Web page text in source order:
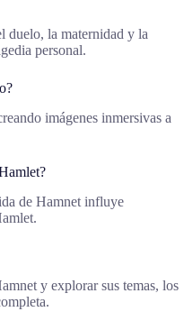
duelo, la maternidad y la
personal.
imágenes inmersivas a
de Hamnet influye
y explorar sus temas, los